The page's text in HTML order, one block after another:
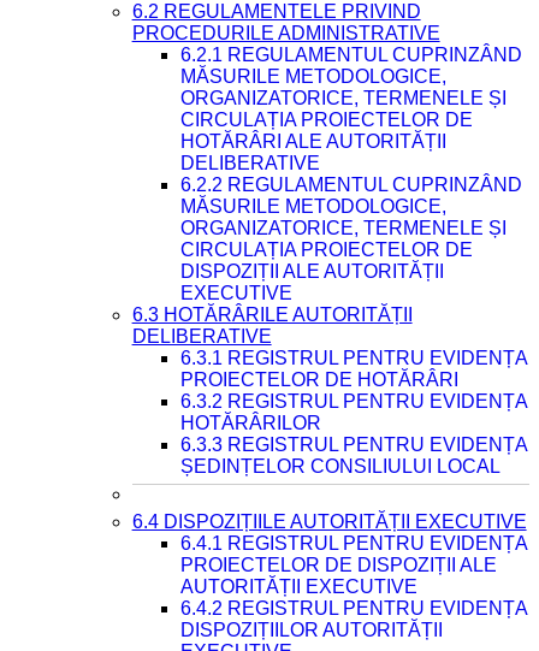
6.2 REGULAMENTELE PRIVIND
PROCEDURILE ADMINISTRATIVE
6.2.1 REGULAMENTUL CUPRINZÂND
MĂSURILE METODOLOGICE,
ORGANIZATORICE, TERMENELE ȘI
CIRCULAȚIA PROIECTELOR DE
HOTĂRÂRI ALE AUTORITĂȚII
DELIBERATIVE
6.2.2 REGULAMENTUL CUPRINZÂND
MĂSURILE METODOLOGICE,
ORGANIZATORICE, TERMENELE ȘI
CIRCULAȚIA PROIECTELOR DE
DISPOZIȚII ALE AUTORITĂȚII
EXECUTIVE
6.3 HOTĂRÂRILE AUTORITĂȚII
DELIBERATIVE
6.3.1 REGISTRUL PENTRU EVIDENȚA
PROIECTELOR DE HOTĂRÂRI
6.3.2 REGISTRUL PENTRU EVIDENȚA
HOTĂRÂRILOR
6.3.3 REGISTRUL PENTRU EVIDENȚA
ȘEDINȚELOR CONSILIULUI LOCAL
6.4 DISPOZIȚIILE AUTORITĂȚII EXECUTIVE
6.4.1 REGISTRUL PENTRU EVIDENȚA
PROIECTELOR DE DISPOZIȚII ALE
AUTORITĂȚII EXECUTIVE
6.4.2 REGISTRUL PENTRU EVIDENȚA
DISPOZIȚIILOR AUTORITĂȚII